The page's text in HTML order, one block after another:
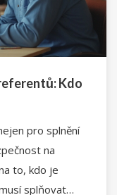
Kdo
pro splnění
na
to, kdo je
splňovat